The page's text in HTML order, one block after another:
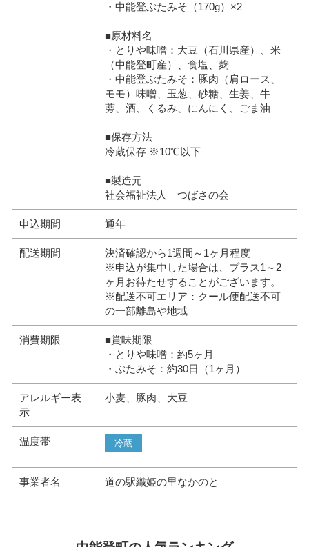
・中能登ぶたみそ（170g）×2
■原材料名
・とりや味噌：大豆（石川県産）、米
（中能登町産）、食塩、麹
・中能登ぶたみそ：豚肉（肩ロース、
モモ）味噌、玉葱、砂糖、生姜、牛
蒡、酒、くるみ、にんにく、ごま油
■保存方法
冷蔵保存 ※10℃以下
■製造元
社会福祉法人 つばさの会
申込期間 通年
配送期間
決済確認から1週間～1ヶ月程度
※申込が集中した場合は、プラス1～2
ヶ月お待たせすることがございます。
※配送不可エリア：クール便配送不可
の一部離島や地域
消費期限
■賞味期限
・とりや味噌：約5ヶ月
・ぶたみそ：約30日（1ヶ月）
アレルギー表
示
小麦、豚肉、大豆
温度帯 冷蔵
事業者名 道の駅織姫の里なかのと